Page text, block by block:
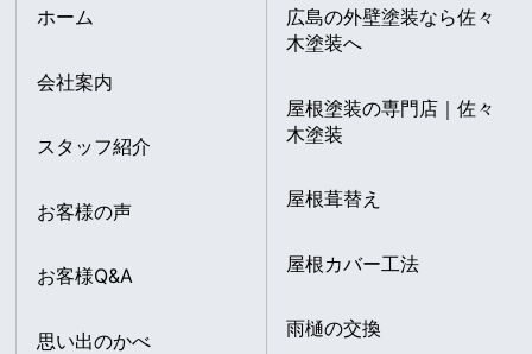
ホーム
会社案内
スタッフ紹介
お客様の声
お客様Q&A
思い出のかべ
広島の外壁塗装なら佐々
木塗装へ
屋根塗装の専門店｜佐々
木塗装
屋根葺替え
屋根カバー工法
雨樋の交換